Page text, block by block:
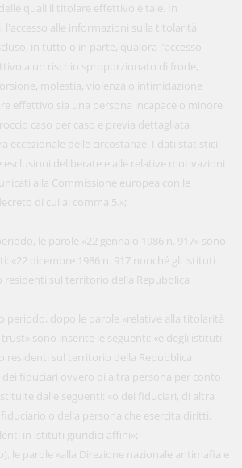
quali il titolare effettivo è tale. In
l'accesso alle informazioni sulla titolarità
in tutto o in parte, qualora l'accesso
a un rischio sproporzionato di frode,
molestia, violenza o intimidazione
effettivo sia una persona incapace o minore
caso per caso e previa dettagliata
eccezionale delle circostanze. I dati statistici
deliberate e alle relative motivazioni
alla Commissione europea con le
di cui al comma 5.»;
le parole «22 gennaio 1986 n. 917» sono
«22 dicembre 1986 n. 917 nonché gli istituti
sul territorio della Repubblica
periodo, dopo le parole «relative alla titolarità
sono inserite le seguenti: «e degli istituti
residenti sul territorio della Repubblica
dei fiduciari ovvero di altra persona per conto
dalle seguenti: «o dei fiduciari, di altra
o della persona che esercita diritti,
in istituti giuridici affini»;
le parole «alla Direzione nazionale antimafia e